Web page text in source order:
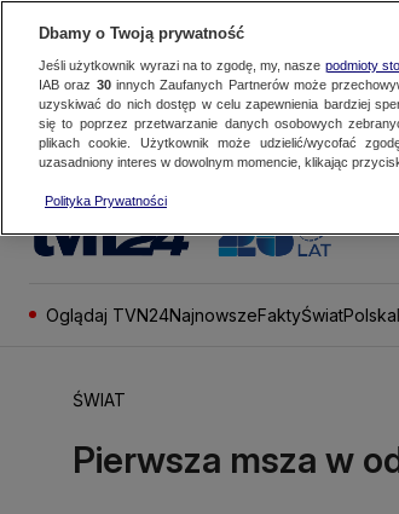
Oglądaj TVN24NajnowszeFaktyŚwiatPolska
ŚWIAT
Pierwsza msza w
Dbamy o Twoją prywatność
Jeśli użytkownik wyrazi na to zgodę, my, nasze podmioty
IAB oraz 30innych Zaufanych Partnerów może
uzyskiwać do nich dostęp w celu zapewnienia bardziej
się to poprzez przetwarzanie danych osobowych
plikach cookie. Użytkownik może udzielić/wycofać
uzasadniony interes w dowolnym momencie, klikając
Polityka Prywatności